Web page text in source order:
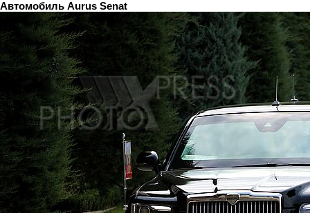
Автомобиль Aurus Senat